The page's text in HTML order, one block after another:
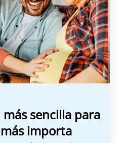
sencilla para
importa